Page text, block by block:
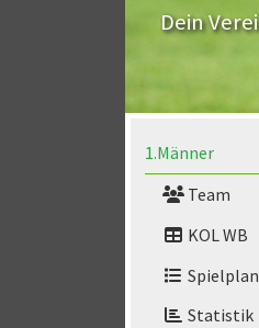
Dein
1.Männer
Team
KOL WB
Spielplan
Statistik